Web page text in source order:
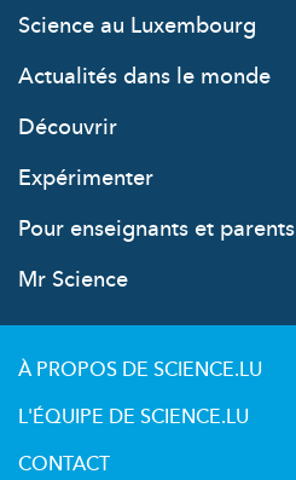
Science au Luxembourg
Actualités dans le monde
Découvrir
Expérimenter
Pour enseignants et parents
Mr Science
À PROPOS DE SCIENCE.LU
L'ÉQUIPE DE SCIENCE.LU
CONTACT